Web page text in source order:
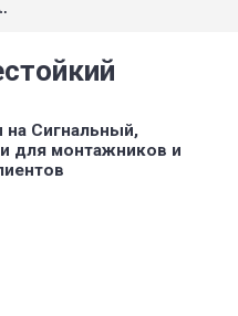
Телефонные и специальные
Сигнальный,
для монтажников и